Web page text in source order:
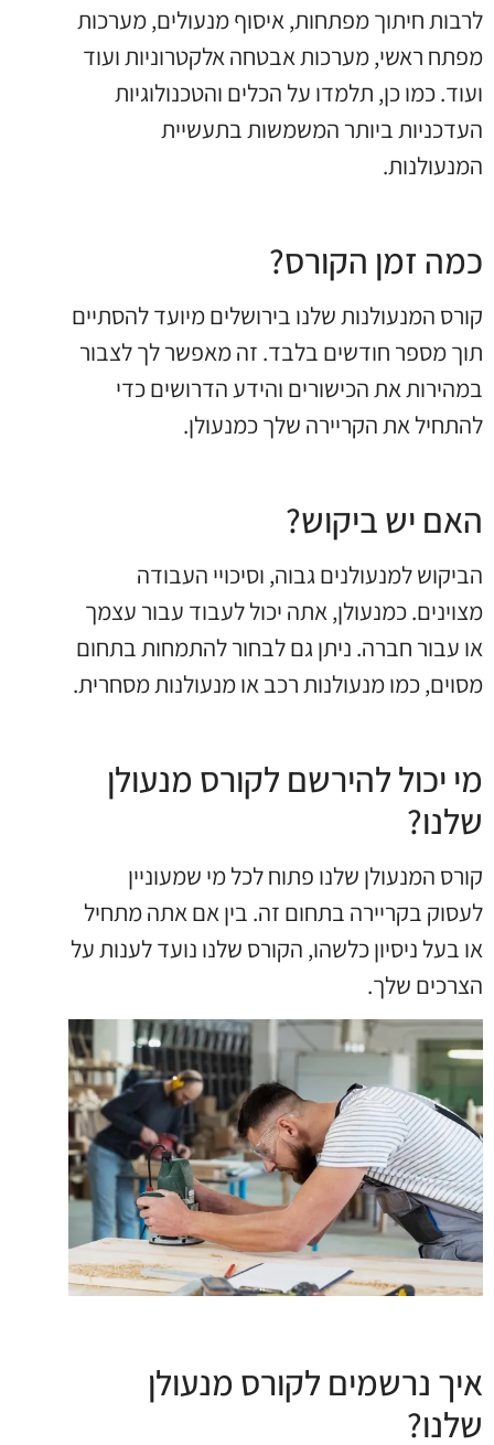
לרבות חיתוך מפתחות, איסוף מנעולים, מערכות
מפתח ראשי, מערכות אבטחה אלקטרוניות ועוד
ועוד. כמו כן, תלמדו על הכלים והטכנולוגיות
העדכניות ביותר המשמשות בתעשיית
המנעולנות.
כמה זמן הקורס?
קורס המנעולנות שלנו בירושלים מיועד להסתיים
תוך מספר חודשים בלבד. זה מאפשר לך לצבור
במהירות את הכישורים והידע הדרושים כדי
להתחיל את הקריירה שלך כמנעולן.
האם יש ביקוש?
הביקוש למנעולנים גבוה, וסיכויי העבודה
מצוינים. כמנעולן, אתה יכול לעבוד עבור עצמך
או עבור חברה. ניתן גם לבחור להתמחות בתחום
מסוים, כמו מנעולנות רכב או מנעולנות מסחרית.
מי יכול להירשם לקורס מנעולן
שלנו?
קורס המנעולן שלנו פתוח לכל מי שמעוניין
לעסוק בקריירה בתחום זה. בין אם אתה מתחיל
או בעל ניסיון כלשהו, הקורס שלנו נועד לענות על
הצרכים שלך.
איך נרשמים לקורס מנעולן
שלנו?